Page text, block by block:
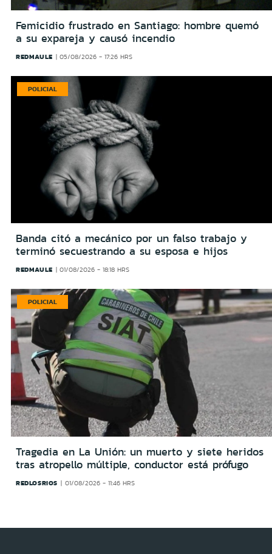
Femicidio frustrado en Santiago: hombre quemó
a su expareja y causó incendio
REDMAULE 05/08/2026 - 17:26 HRS
POLICIAL
Banda citó a mecánico por un falso trabajo y
terminó secuestrando a su esposa e hijos
REDMAULE 01/08/2026 - 18:18 HRS
POLICIAL
Tragedia en La Unión: un muerto y siete heridos
tras atropello múltiple, conductor está prófugo
REDLOSRIOS 01/08/2026 - 11:46 HRS